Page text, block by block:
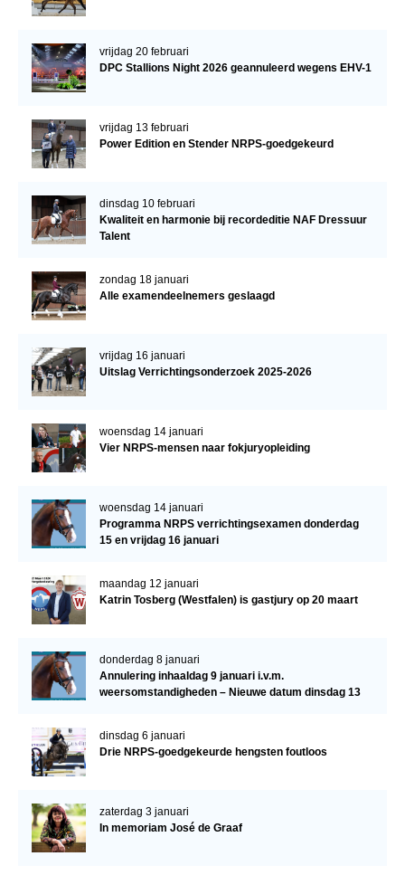
vrijdag 20 februari
DPC Stallions Night 2026 geannuleerd wegens EHV-1
vrijdag 13 februari
Power Edition en Stender NRPS-goedgekeurd
dinsdag 10 februari
Kwaliteit en harmonie bij recordeditie NAF Dressuur
Talent
zondag 18 januari
Alle examendeelnemers geslaagd
vrijdag 16 januari
Uitslag Verrichtingsonderzoek 2025-2026
woensdag 14 januari
Vier NRPS-mensen naar fokjuryopleiding
woensdag 14 januari
Programma NRPS verrichtingsexamen donderdag
15 en vrijdag 16 januari
maandag 12 januari
Katrin Tosberg (Westfalen) is gastjury op 20 maart
donderdag 8 januari
Annulering inhaaldag 9 januari i.v.m.
weersomstandigheden – Nieuwe datum dinsdag 13
dinsdag 6 januari
Drie NRPS-goedgekeurde hengsten foutloos
zaterdag 3 januari
In memoriam José de Graaf